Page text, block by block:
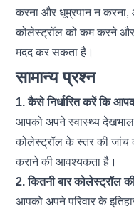
करना और धूम्रपान न
कोलेस्ट्रॉल को कम करने
मदद कर सकता है।
सामान्य प्रश्न
1. कैसे निर्धारित करें कि
आपको अपने स्वास्थ्य
कोलेस्ट्रॉल के स्तर की जांच
कराने की आवश्यकता है।
2. कितनी बार कोलेस्ट्रॉल
आपको अपने परिवार के